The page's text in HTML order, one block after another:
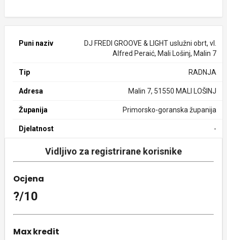
Puni naziv
DJ FREDI GROOVE & LIGHT uslužni obrt, vl.
Alfred Peraić, Mali Lošinj, Malin 7
Tip RADNJA
Adresa Malin 7, 51550 MALI LOŠINJ
Županija Primorsko-goranska županija
Djelatnost -
Vidljivo za registrirane korisnike
Ocjena
?/10
Max kredit